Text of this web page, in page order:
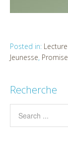
Posted in: Lecture
Jeunesse, Promise
Recherche